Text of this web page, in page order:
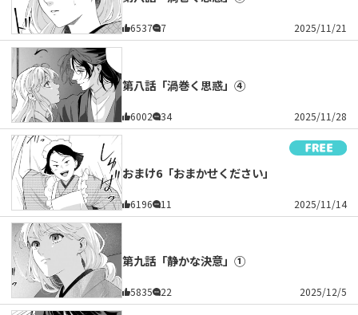
6537 7 2025/11/21
第八話「渦巻く思惑」④
6002 34 2025/11/28
おまけ6「おまかせください」
6196 11 2025/11/14
第九話「静かな決意」①
5835 22 2025/12/5